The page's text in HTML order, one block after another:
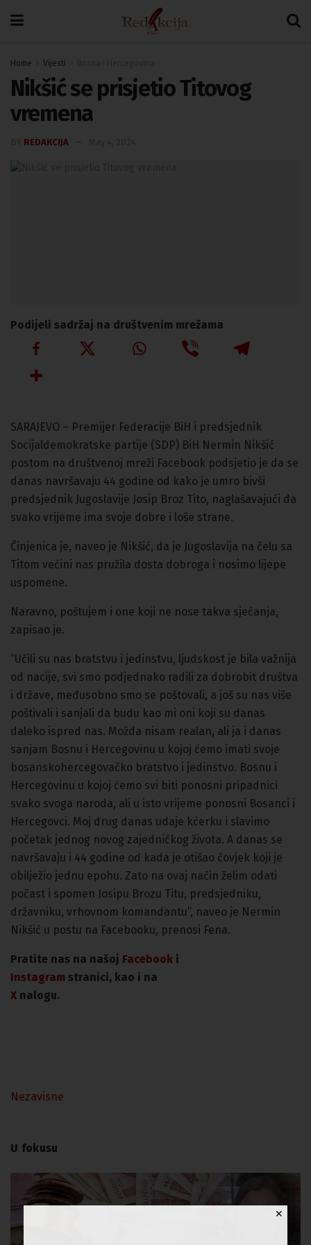
Home Vijesti
Nikšić se prisjetio Titovog
vremena
REDAKCIJA
Podijeli sadržaj na društvenim mrežama
SARAJEVO – Premijer Federacije BiH i predsjednik
Socijaldemokratske partije (SDP) BiH Nermin Nikšić
postom na društvenoj mreži Facebook podsjetio je da se
danas navršavaju 44 godine od kako je umro bivši
predsjednik Jugoslavije Josip Broz Tito, naglašavajući da
svako vrijeme ima svoje dobre i loše strane.
Činjenica je, naveo je Nikšić, da je Jugoslavija na čelu sa
Titom većini nas pružila dosta dobroga i nosimo lijepe
uspomene.
Naravno, poštujem i one koji ne nose takva sjećanja,
zapisao je.
“Učili su nas bratstvu i jedinstvu, ljudskost je bila važnija
od nacije, svi smo podjednako radili za dobrobit društva
i države, međusobno smo se poštovali, a još su nas više
poštivali i sanjali da budu kao mi oni koji su danas
daleko ispred nas. Možda nisam realan, ali ja i danas
sanjam Bosnu i Hercegovinu u kojoj ćemo imati svoje
bosanskohercegovačko bratstvo i jedinstvo. Bosnu i
Hercegovinu u kojoj ćemo svi biti ponosni pripadnici
svako svoga naroda, ali u isto vrijeme ponosni Bosanci i
Hercegovci. Moj drug danas udaje kćerku i slavimo
početak jednog novog zajedničkog života. A danas se
navršavaju i 44 godine od kada je otišao čovjek koji je
obilježio jednu epohu. Zato na ovaj način želim odati
počast i spomen Josipu Brozu Titu, predsjedniku,
državniku, vrhovnom komandantu”, naveo je Nermin
Nikšić u postu na Facebooku, prenosi Fena.
Pratite nas na našoj Facebook i
Instagram stranici, kao i na
X nalogu.
Nezavisne
U fokusu
✕